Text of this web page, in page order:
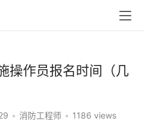
操作员报名时间（几
• 消防工程师 • 1186 views